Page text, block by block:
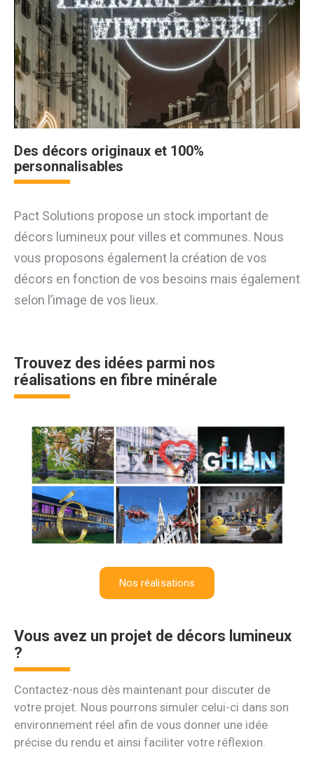
Des décors originaux et 100%
personnalisables
Pact Solutions propose un stock important de
décors lumineux pour villes et communes. Nous
vous proposons également la création de vos
décors en fonction de vos besoins mais également
selon l’image de vos lieux.
Trouvez des idées parmi nos
réalisations en fibre minérale
Nos réalisations
Vous avez un projet de décors lumineux
?
Contactez-nous dès maintenant pour discuter de
votre projet. Nous pourrons simuler celui-ci dans son
environnement réel afin de vous donner une idée
précise du rendu et ainsi faciliter votre réflexion.